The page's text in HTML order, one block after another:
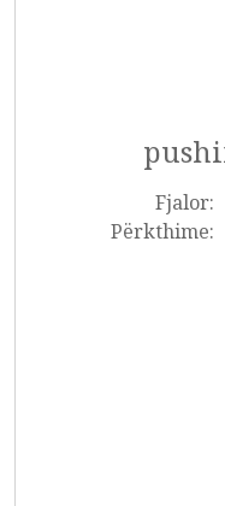
Fjalor:
Përkthime: